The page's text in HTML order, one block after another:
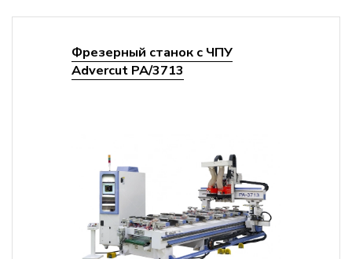
Фрезерный станок с ЧПУ
Advercut PA/3713